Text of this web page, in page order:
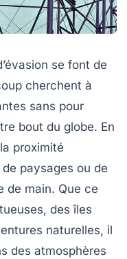
se font de
cherchent à
sans pour
bout du globe. En
proximité
paysages ou de
de main. Que ce
des îles
naturelles, il
des atmosphères